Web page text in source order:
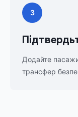
3
Додайте
трансфер